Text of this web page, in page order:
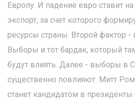
Европу. И падение евро ставит
экспорт, за счет которого
ресурсы страны. Второй фактор
Выборы и тот бардак, который
будут влиять. Далее - выборы в
существенно повлияют. Митт
станет кандидатом в президенты